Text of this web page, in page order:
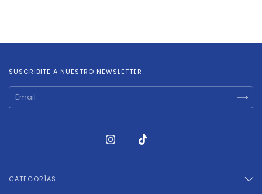
SUSCRIBITE A NUESTRO NEWSLETTER
CATEGORÍAS